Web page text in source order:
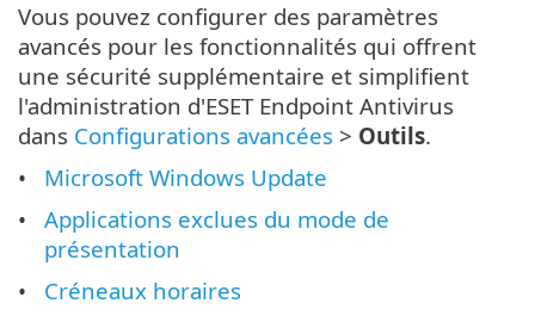
Vous pouvez configurer des paramètres
avancés pour les fonctionnalités qui offrent
une sécurité supplémentaire et simplifient
l'administration d'ESET Endpoint Antivirus
dans Configurations avancées > Outils.
Microsoft Windows Update
Applications exclues du mode de
présentation
Créneaux horaires